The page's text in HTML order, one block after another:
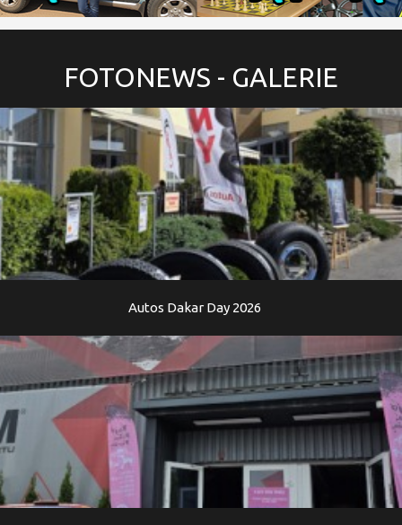
FOTONEWS - GALERIE
Autos Dakar Day 2026